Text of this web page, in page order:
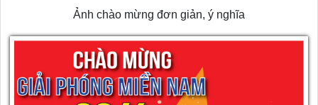
Ảnh chào mừng đơn giản, ý nghĩa